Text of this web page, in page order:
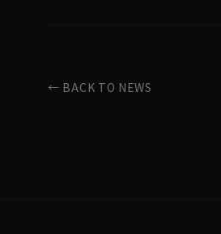
← BACK TO NEWS